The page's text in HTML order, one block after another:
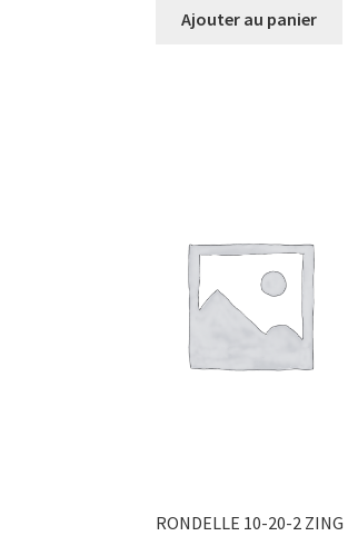
Ajouter au panier
RONDELLE 10-20-2 ZING